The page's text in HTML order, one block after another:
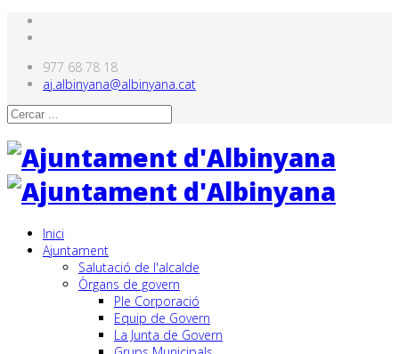
977 68 78 18
aj.albinyana@albinyana.cat
Inici
Ajuntament
Salutació de l'alcalde
Òrgans de govern
Ple Corporació
Equip de Govern
La Junta de Govern